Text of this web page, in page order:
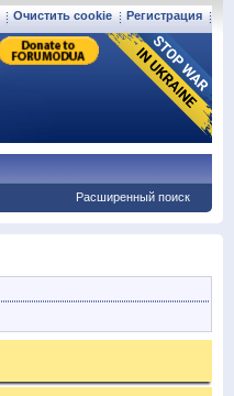
Регистрация
Очистить cookie
Расширенный поиск